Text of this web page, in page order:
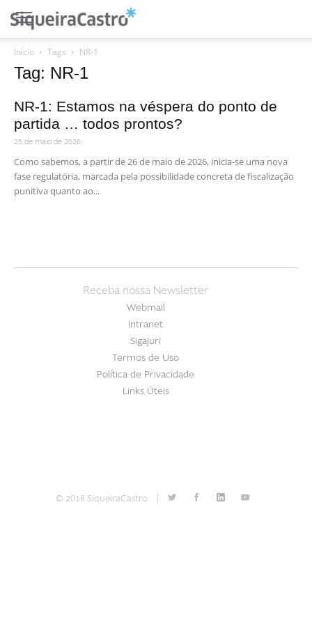
Início Tags NR-1
Tag: NR-1
NR-1: Estamos na véspera do ponto de
partida … todos prontos?
25 de maio de 2026
Como sabemos, a partir de 26 de maio de 2026, inicia-se uma nova
fase regulatória, marcada pela possibilidade concreta de fiscalização
punitiva quanto ao...
Receba nossa Newsletter
Webmail
Intranet
Sigajuri
Termos de Uso
Política de Privacidade
Links Úteis
© 2018 SiqueiraCastro